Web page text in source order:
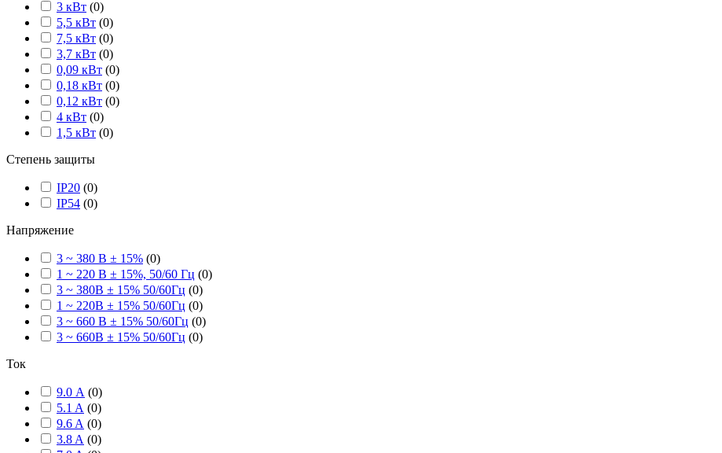
3 кВт (0)
5,5 кВт (0)
7,5 кВт (0)
3,7 кВт (0)
0,09 кВт (0)
0,18 кВт (0)
0,12 кВт (0)
4 кВт (0)
1,5 кВт (0)
Степень защиты
IP20 (0)
IP54 (0)
Напряжение
3 ~ 380 В ± 15% (0)
1 ~ 220 В ± 15%, 50/60 Гц (0)
3 ~ 380В ± 15% 50/60Гц (0)
1 ~ 220В ± 15% 50/60Гц (0)
3 ~ 660 В ± 15% 50/60Гц (0)
3 ~ 660В ± 15% 50/60Гц (0)
Ток
9.0 А (0)
5.1 A (0)
9.6 A (0)
3.8 A (0)